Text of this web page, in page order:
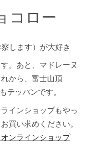
コロー
します） が大好き
。あと、マドレーヌ
から、富士山頂
テッパンです。
インショップもやっ
買い求めください。
ンラインショップ